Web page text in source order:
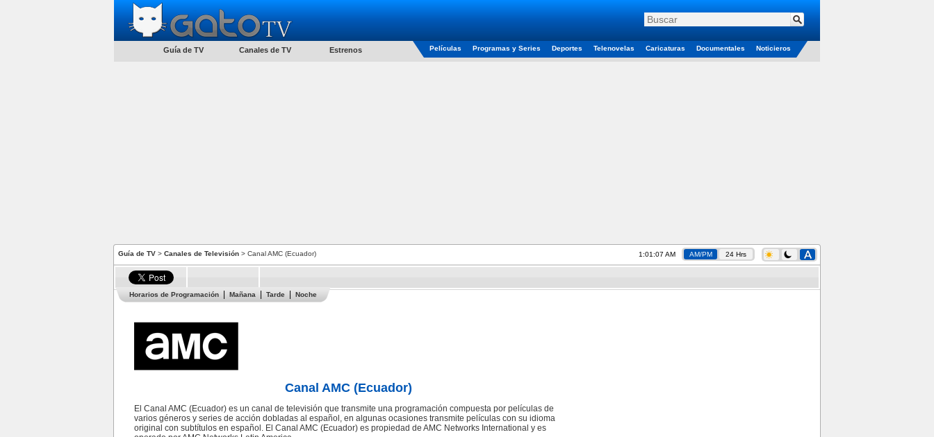
Guía de TV Canales de TV Estrenos Películas Programas y Series Deportes Telenovelas Caricaturas Documentales Noticieros
Guía de TV > Canales de Televisión > Canal AMC (Ecuador) 1:01:08 AM AM/PM 24 Hrs
Horarios de Programación Mañana Tarde Noche
Canal AMC (Ecuador)
El Canal AMC (Ecuador) es un canal de televisión que transmite una programación compuesta por películas de
varios géneros y series de acción dobladas al español, en algunas ocasiones transmite películas con su idioma
original con subtítulos en español. El Canal AMC (Ecuador) es propiedad de AMC Networks International y es